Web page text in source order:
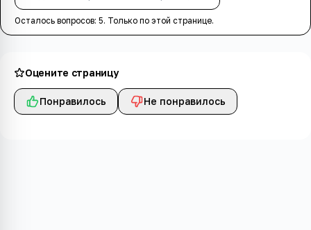
Осталось вопросов: 5. Только по этой странице.
Оцените страницу
Понравилось Не понравилось